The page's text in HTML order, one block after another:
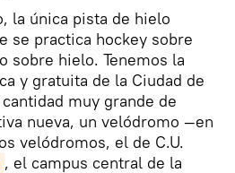
la única pista de hielo
se practica hockey sobre
sobre hielo. Tenemos la
y gratuita de la Ciudad de
muy grande de
nueva, un velódromo —en
velódromos, el de C.U.
, el campus central de la